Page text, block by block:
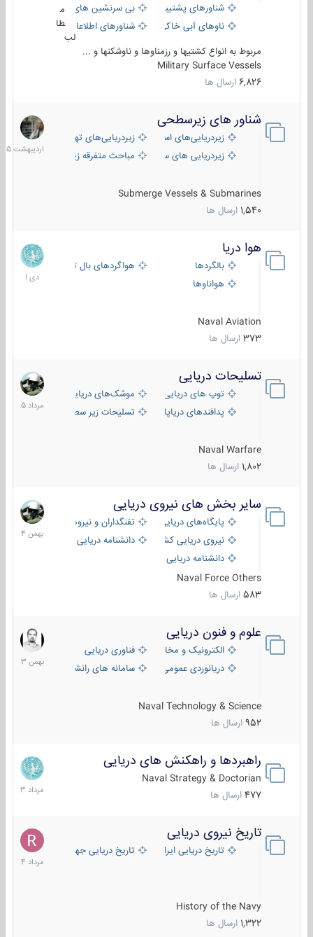
شناورهای پشتیبانی
بی سرنشین های دریایی
ناوهای آبی خاکی و نیروبرشناورهای اطلاعاتی و جاسوسی
طا
لب
مربوط به انواع کشتیها و رزمناوها و ناوشکنها و ...
Military Surface Vessels
6,826 ارسال ها
شناور های زیرسطحی
زیردریایی‌های استراتژیکزیردریایی‌های تهاجمی
زیردریایی های سبک
مباحث متفرقه زیرسطحی
Submerge Vessels & Submarines
1,540 ارسال ها
31
1405
هوا دریا
بالگردها
هواگردهای بال ثابت
هواناوها
Naval Aviation
373 ارسال ها
12
دی
1401
تسلیحات دریایی
توپ های دریایی
موشک‌های دریایی
پدافندهای دریاپایه
تسلیحات زیر سطحی
Naval Warfare
1,802 ارسال ها
2
مرداد
1405
سایر بخش های نیروی دریایی
پایگاه‌های دریایی
تفنگداران و نیروهای ویژه‌ی دریایی
نیروی دریایی کشورهای مختلفدانشنامه دریایی
دانشنامه دریایی کپی
Naval Force Others
583 ارسال ها
22
بهمن
1404
علوم و فنون دریایی
الکترونیک و مخابرات دریاییفناوری دریایی
دریانوردی عمومی
سامانه های رانشی دریایی
Naval Technology & Science
952 ارسال ها
6
بهمن
1403
راهبردها و راهکنش های دریایی
Naval Strategy & Doctorian
477 ارسال ها
2
مرداد
1403
تاریخ نیروی دریایی
تاریخ دریایی ایران تاریخ دریایی جهان
History of the Navy
1,322 ارسال ها
16
مرداد
1404